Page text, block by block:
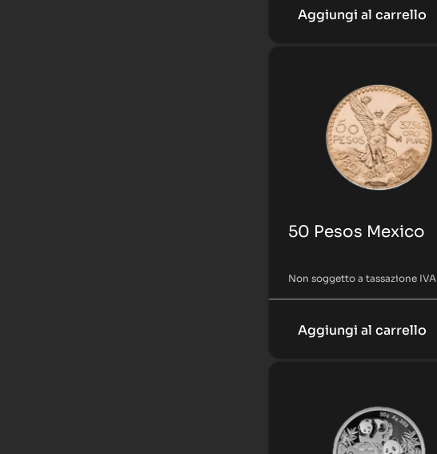
Aggiungi al carrello
50 Pesos Mexico
Non soggetto a tassazione IVA
Aggiungi al carrello